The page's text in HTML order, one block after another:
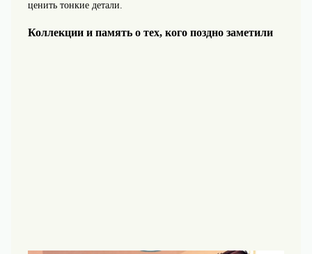
ценить тонкие детали.
Коллекции и память о тех, кого поздно заметили